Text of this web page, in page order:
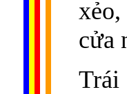
cửa
Trái